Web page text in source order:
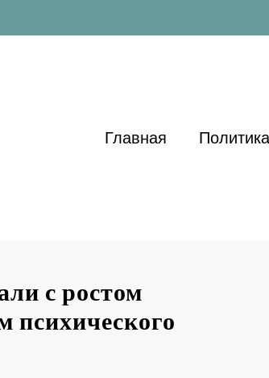
Главная
с ростом
психического